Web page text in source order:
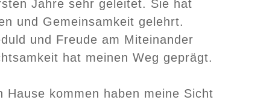
Jahre sehr geleitet. Sie hat
und Gemeinsamkeit gelehrt.
und Freude am Miteinander
hat meinen Weg geprägt.
Hause kommen haben meine Sicht